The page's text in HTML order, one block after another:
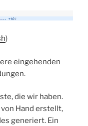
)
eingehenden
die wir haben.
Hand erstellt,
generiert. Ein